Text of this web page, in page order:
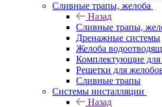
Сливные трапы, желоба
Назад
Сливные трапы,
Дренажные системы
Желоба
Комплектующие для
Решетки для
Сливные трапы
Системы инсталляции
Назад